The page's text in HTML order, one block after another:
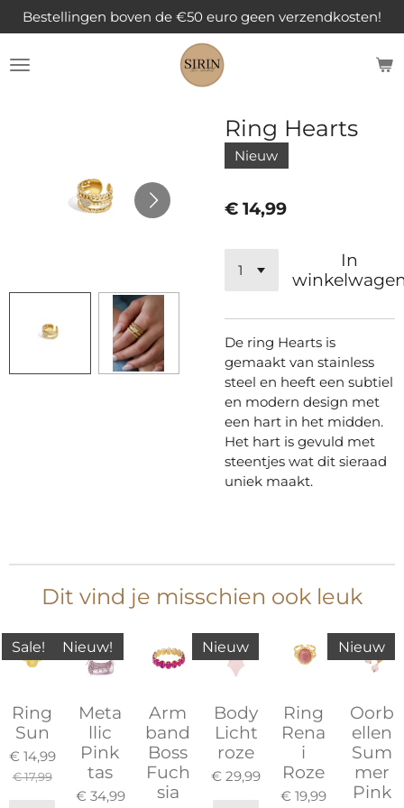
Ga
direct
naar
Bestellingen boven de €50 euro geen verzendkosten!
Ring Hearts
Nieuw
€ 14,99
In
De ring Hearts is
gemaakt van stainless
steel en heeft een subtiel
en modern design met
een hart in het midden.
Het hart is gevuld met
steentjes wat dit sieraad
uniek maakt.
Dit vind je misschien ook leuk
Sale!
Ring
Sun
€ 14,99
€ 17,99
Nieuw!
Meta
llic
Pink
tas
€ 34,99
Arm
band
Boss
Fuch
sia
Nieuw
Body
Licht
roze
€ 29,99
Ring
Rena
i
Roze
€ 19,99
Nieuw
Oorb
ellen
Sum
mer
Pink